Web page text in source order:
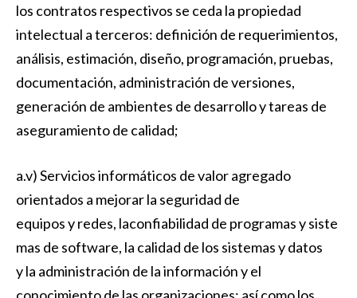
los contratos respectivos se ceda la propiedad
intelectual a terceros: definición de requerimientos,
análisis, estimación, diseño, programación, pruebas,
documentación, administración de versiones,
generación de ambientes de desarrollo y tareas de
aseguramiento de calidad;
a.v) Servicios informáticos de valor agregado
orientados a mejorar la seguridad de
equipos y redes, laconfiabilidad de programas y siste
mas de software, la calidad de los sistemas y datos
y la administración de la información y el